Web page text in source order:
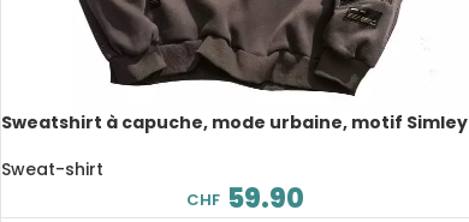
Sweatshirt à capuche, mode urbaine, motif Simley
Sweat-shirt
CHF 59.90